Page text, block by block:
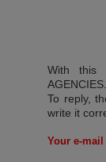
With this
AGENCIES
To reply,
write it
Your e-